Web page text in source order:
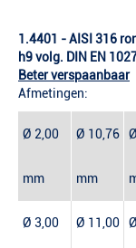
1.4401 - AISI 316 r
h9 volg. DIN EN
Beter verspaanbaar
Afmetingen:
Ø 2,00
mm
Ø 10,76
mm
Ø 3,00 Ø 11,00